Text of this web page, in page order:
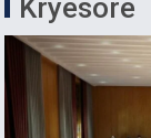
Kryesore